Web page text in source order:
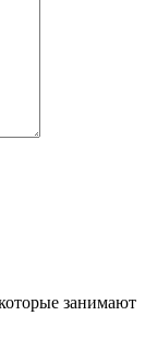
занимают